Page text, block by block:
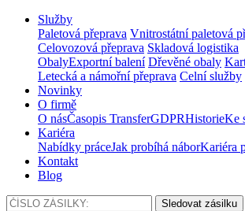
Služby
Paletová přeprava Vnitrostátní paletová
Celovozová přeprava Skladová logistika
ObalyExportní balení Dřevěné obaly
Letecká a námořní přeprava Celní služby
Novinky
O firmě
O násČasopis TransferGDPRHistorieKe
Kariéra
Nabídky práceJak probíhá náborKariéra
Kontakt
Blog